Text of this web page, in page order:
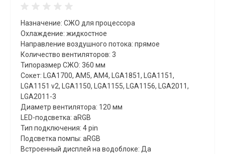
Назначение: СЖО для процессора
Охлаждение: жидкостное
Направление воздушного потока: прямое
Количество вентиляторов: 3
Типоразмер СЖО: 360 мм
Сокет: LGA1700, AM5, AM4, LGA1851, LGA1151,
LGA1151 v2, LGA1150, LGA1155, LGA1156, LGA2011,
LGA2011-3
Диаметр вентилятора: 120 мм
LED-подсветка: aRGB
Тип подключения: 4 pin
Подсветка помпы: aRGB
Встроенный дисплей на водоблоке: Да